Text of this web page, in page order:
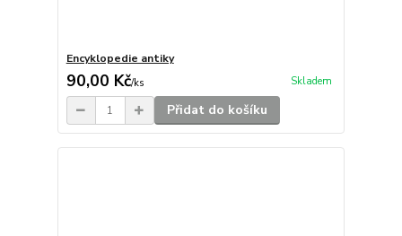
Encyklopedie antiky
90,00 Kč/ks Skladem
Přidat do košíku